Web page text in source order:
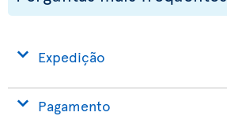
Expedição
Pagamento